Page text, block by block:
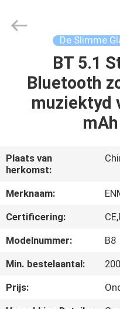
PRODUCTEN
ONS
FABRIEKSREIS
NIEUWS
Intelligence
Technology
De Slimme
BT 5.1
Bluetooth
muziektyd
Plaats van
herkomst:
Merknaam:
Certificering:
Modelnummer:
B8
Min. bestelaantal:
Prijs: